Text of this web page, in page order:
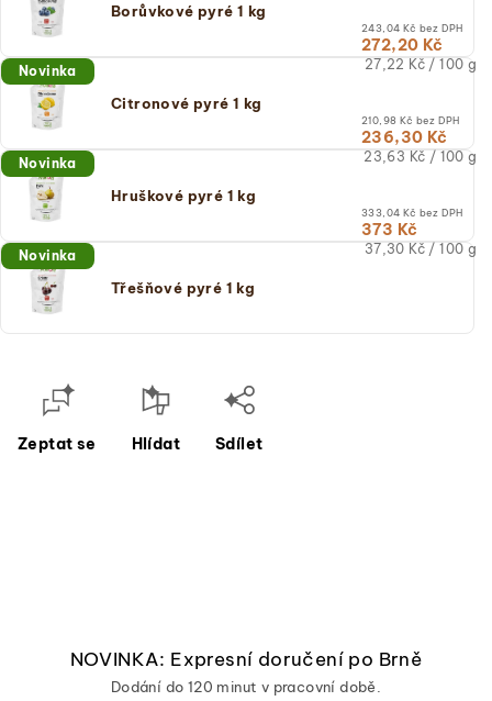
Borůvkové pyré 1 kg
cena)
Novinka
Citronové pyré 1 kg
243,04 Kč bez DPH
272,20 Kč
Měrná
cena)
27,22 Kč / 100 g
Novinka
Hruškové pyré 1 kg
210,98 Kč bez DPH
236,30 Kč
Měrná
cena)
23,63 Kč / 100 g
Novinka
Třešňové pyré 1 kg
333,04 Kč bez DPH
373 Kč
Měrná
37,30 Kč / 100 g
Zeptat se Hlídat Sdílet
NOVINKA: Expresní doručení po Brně
Dodání do 120 minut v pracovní době.